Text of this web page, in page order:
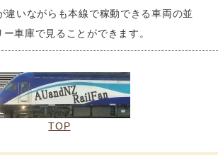
違いながらも本線で稼動できる車両の並
車庫で見ることができます。
TOP